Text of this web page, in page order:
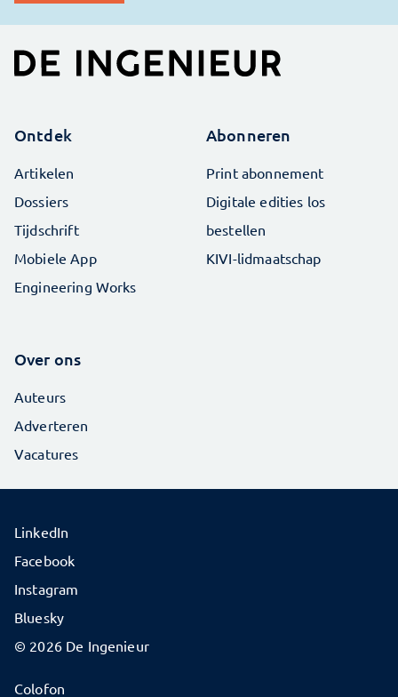
Ontdek
Artikelen
Dossiers
Tijdschrift
Mobiele App
Engineering Works
Abonneren
Print abonnement
Digitale edities los
bestellen
KIVI-lidmaatschap
Over ons
Auteurs
Adverteren
Vacatures
© 2026 De Ingenieur
Colofon
LinkedIn
Facebook
Instagram
Bluesky